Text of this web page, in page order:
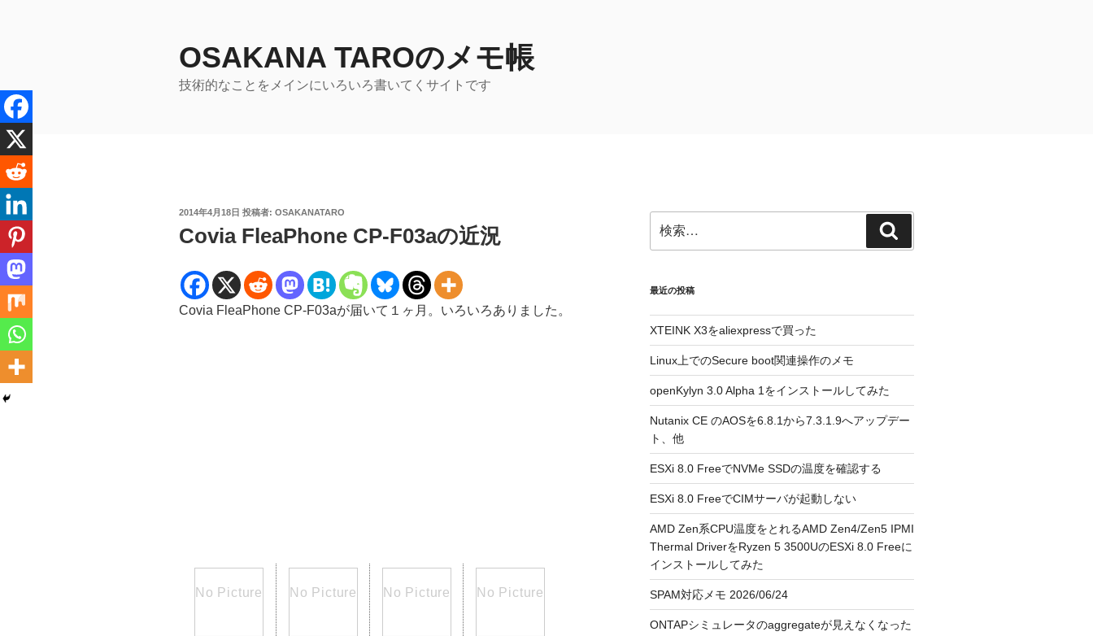
へ
ス
キ
プ
OSAKANA TAROのメモ帳
技術的なことをメインにいろいろ書いてくサイトです
投
日:
2014年4月18日 投稿者: OSAKANATARO
Covia FleaPhone CP-F03aの近況
Covia FleaPhone CP-F03aが届いて１ヶ月。いろいろありました。
索:
索
最近の投稿
XTEINK X3をaliexpressで買った
Linux上でのSecure boot関連操作のメモ
openKylyn 3.0 Alpha 1をインストールしてみた
Nutanix CE のAOSを6.8.1から7.3.1.9へアップデー
ト、他
ESXi 8.0 FreeでNVMe SSDの温度を確認する
ESXi 8.0 FreeでCIMサーバが起動しない
AMD Zen系CPU温度をとれるAMD Zen4/Zen5 IPMI
Thermal DriverをRyzen 5 3500UのESXi 8.0 Freeに
インストールしてみた
SPAM対応メモ 2026/06/24
ONTAPシミュレータのaggregateが見えなくなった